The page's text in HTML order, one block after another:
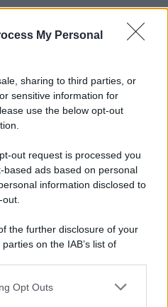
My Personal
sharing to third parties, or
sensitive information for
use the below opt-out
out request is processed you
ads based on personal
information disclosed to
the further disclosure of your
on the IAB’s list of
by us to third parties
Opt Outs
tempo pieno
sabato 8